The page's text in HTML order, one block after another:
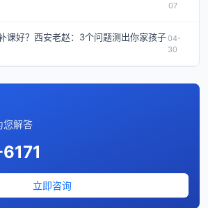
07
课好？西安老赵：3个问题测出你家孩子04-
30
您解答
立即咨询